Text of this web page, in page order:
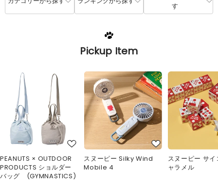
す
Pickup Item
PEANUTS × OUTDOOR
PRODUCTS ショルダー
バッグ (GYMNASTICS)
スヌーピー Silky Wind
Mobile 4
スヌーピー サ
ャラメル